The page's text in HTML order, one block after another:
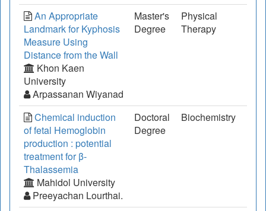
An Appropriate
Landmark for Kyphosis
Measure Using
Distance from the Wall
Khon Kaen
University
Arpassanan Wiyanad
Master's
Degree
Physical
Therapy
Chemical induction
of fetal Hemoglobin
production : potential
treatment for β-
Thalassemia
Mahidol University
Preeyachan Lourthai.
Doctoral
Degree
Biochemistry